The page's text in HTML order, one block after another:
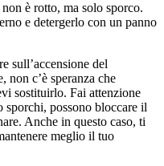
è rotto, ma solo sporco.
e detergerlo con un panno
sull’accensione del
non c’è speranza che
sostituirlo. Fai attenzione
sporchi, possono bloccare il
Anche in questo caso, ti
meglio il tuo